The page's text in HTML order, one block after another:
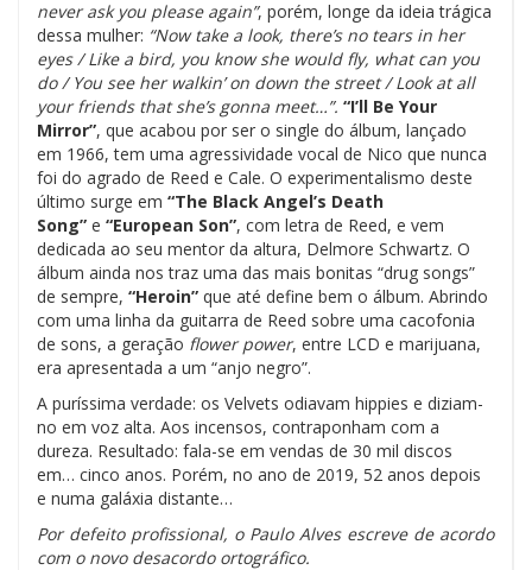
never ask you please again”, porém, longe da ideia trágica
dessa mulher: “Now take a look, there’s no tears in her
eyes / Like a bird, you know she would fly, what can you
do / You see her walkin’ on down the street / Look at all
your friends that she’s gonna meet…”. “I’ll Be Your
Mirror”, que acabou por ser o single do álbum, lançado
em 1966, tem uma agressividade vocal de Nico que nunca
foi do agrado de Reed e Cale. O experimentalismo deste
último surge em “The Black Angel’s Death
Song” e “European Son”, com letra de Reed, e vem
dedicada ao seu mentor da altura, Delmore Schwartz. O
álbum ainda nos traz uma das mais bonitas “drug songs”
de sempre, “Heroin” que até define bem o álbum. Abrindo
com uma linha da guitarra de Reed sobre uma cacofonia
de sons, a geração flower power, entre LCD e marijuana,
era apresentada a um “anjo negro”.
A puríssima verdade: os Velvets odiavam hippies e diziam-
no em voz alta. Aos incensos, contraponham com a
dureza. Resultado: fala-se em vendas de 30 mil discos
em… cinco anos. Porém, no ano de 2019, 52 anos depois
e numa galáxia distante…
Por defeito profissional, o Paulo Alves escreve de acordo
com o novo desacordo ortográfico.